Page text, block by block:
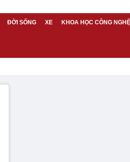
ĐỜI SỐNG XE KHOA HỌC CÔNG NGHỆ